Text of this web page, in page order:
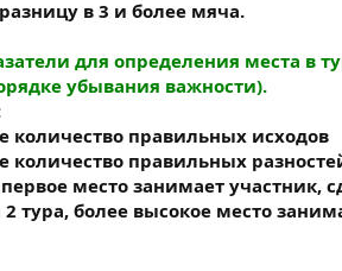
в 3 и более мяча.
для определения места в
убывания важности).
количество правильных исходов
количество правильных
место занимает
2 тура, более высокое место